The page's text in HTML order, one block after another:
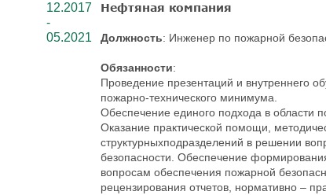
12.2017
-
05.2021
Нефтяная компания
Должность: Инженер по пожарной
Обязанности:
Проведение презентаций и внутреннего
пожарно-технического минимума.
Обеспечение единого подхода в области
Оказание практической помощи,
структурныхподразделений в решении
безопасности. Обеспечение
вопросам обеспечения пожарной
рецензирования отчетов, нормативно –